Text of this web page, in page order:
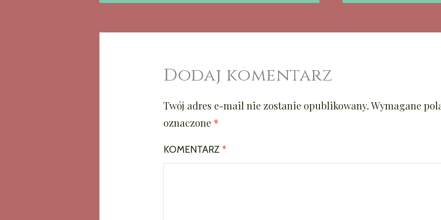
WPISU
Dodaj komentarz
Twój adres e-mail nie zostanie opublikowany.Wymagane
oznaczone *
KOMENTARZ *